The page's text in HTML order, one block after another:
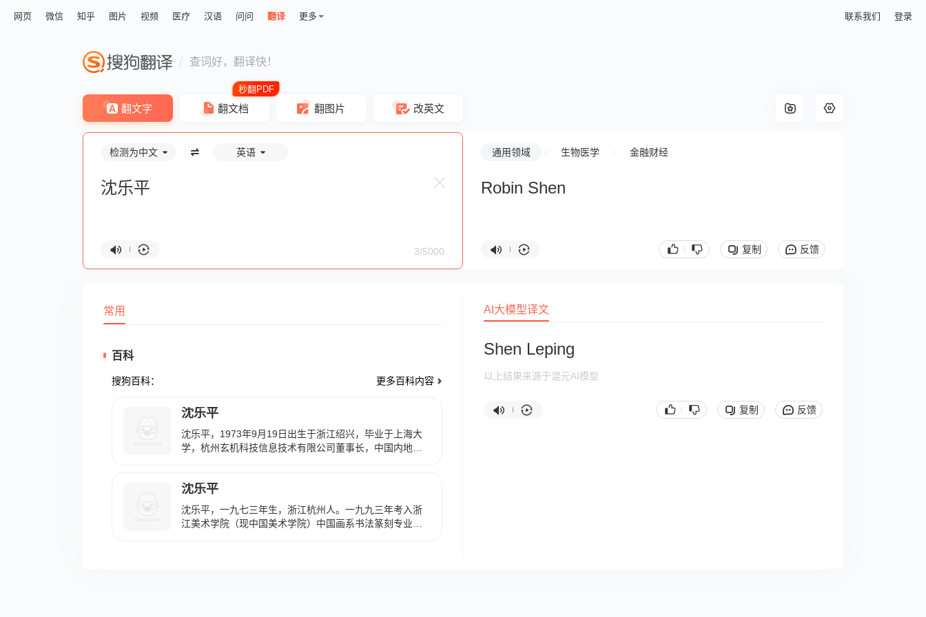
网页 微信 知乎 图片 视频 医疗 汉语 问问 翻译 更多 联系我们 登录
查词好，翻译快！
翻文字 翻文档 翻图片 改英文
检测为中文 英语
3/5000
通用领域 生物医学 金融财经
Robin Shen
复制 反馈
常用
百科
搜狗百科： 更多百科内容
沈乐平
沈乐平，1973年9月19日出生于浙江绍兴，毕业于上海大
学，杭州玄机科技信息技术有限公司董事长，中国内地男
侠动画《秦时明月》系列第一部《秦时明月之百步飞剑》
播出。2009年，获得杭州市第二届“文艺桂花奖”优秀新人
奖、第四届“杭州文艺突出贡献奖”、国家广电总局2008年
度国产动画创作人才扶持奖。2010年，自编自导的动画电
沈乐平
沈乐平，一九七三年生，浙江杭州人。一九九三年考入浙
江美术学院（现中国美术学院）中国画系书法篆刻专业，
AI大模型译文
Shen Leping
以上结果来源于混元AI模型
复制 反馈